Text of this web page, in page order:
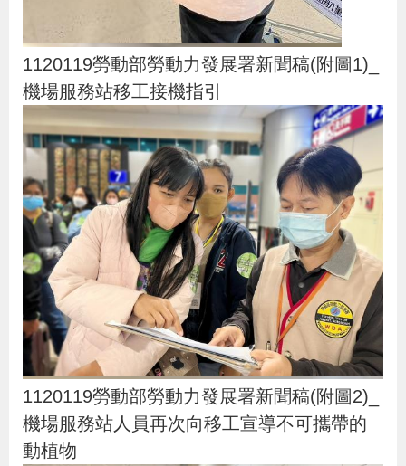
1120119勞動部勞動力發展署新聞稿(附圖1)_
機場服務站移工接機指引
1120119勞動部勞動力發展署新聞稿(附圖2)_
機場服務站人員再次向移工宣導不可攜帶的
動植物